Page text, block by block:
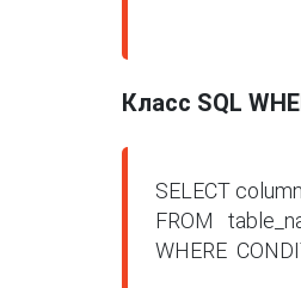
Класс SQL
SELECT
FROM
WHERE